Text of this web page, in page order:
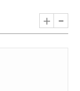
기
+ -